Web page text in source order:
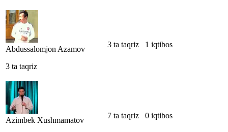
Abdussalomjon Azamov
3 ta taqriz
3 ta taqriz 1 iqtibos
Azimbek Xushmamatov
7 ta taqriz 0 iqtibos